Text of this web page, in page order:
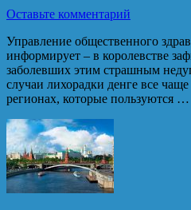
Оставьте комментарий
Управление общественного
информирует – в королевстве
заболевших этим страшным
случаи лихорадки денге все
регионах, которые пользуются …